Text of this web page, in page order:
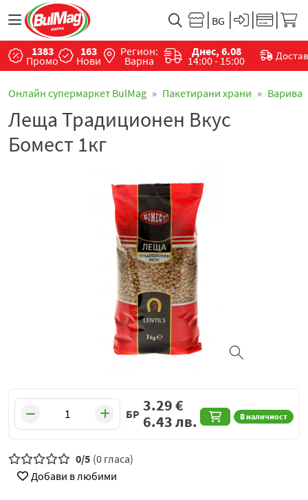
1383
Промо
163
Нови
Регион:
Варна
Днес, 6.08
14:00 - 15:00
Онлайн супермаркет BulMag Пакетирани храни Варива
Леща Традиционен Вкус
Бомест 1кг
БР В наличност
3.29€
6.43лв.
0/5 (0 гласа)
Добави в любими